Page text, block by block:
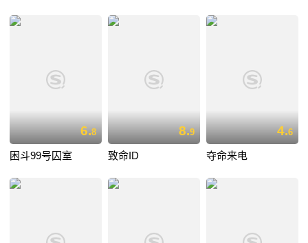
6.8
困斗99号囚室
8.9
致命ID
4.6
夺命来电